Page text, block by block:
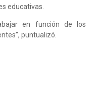
educativas.
en función de los
puntualizó.